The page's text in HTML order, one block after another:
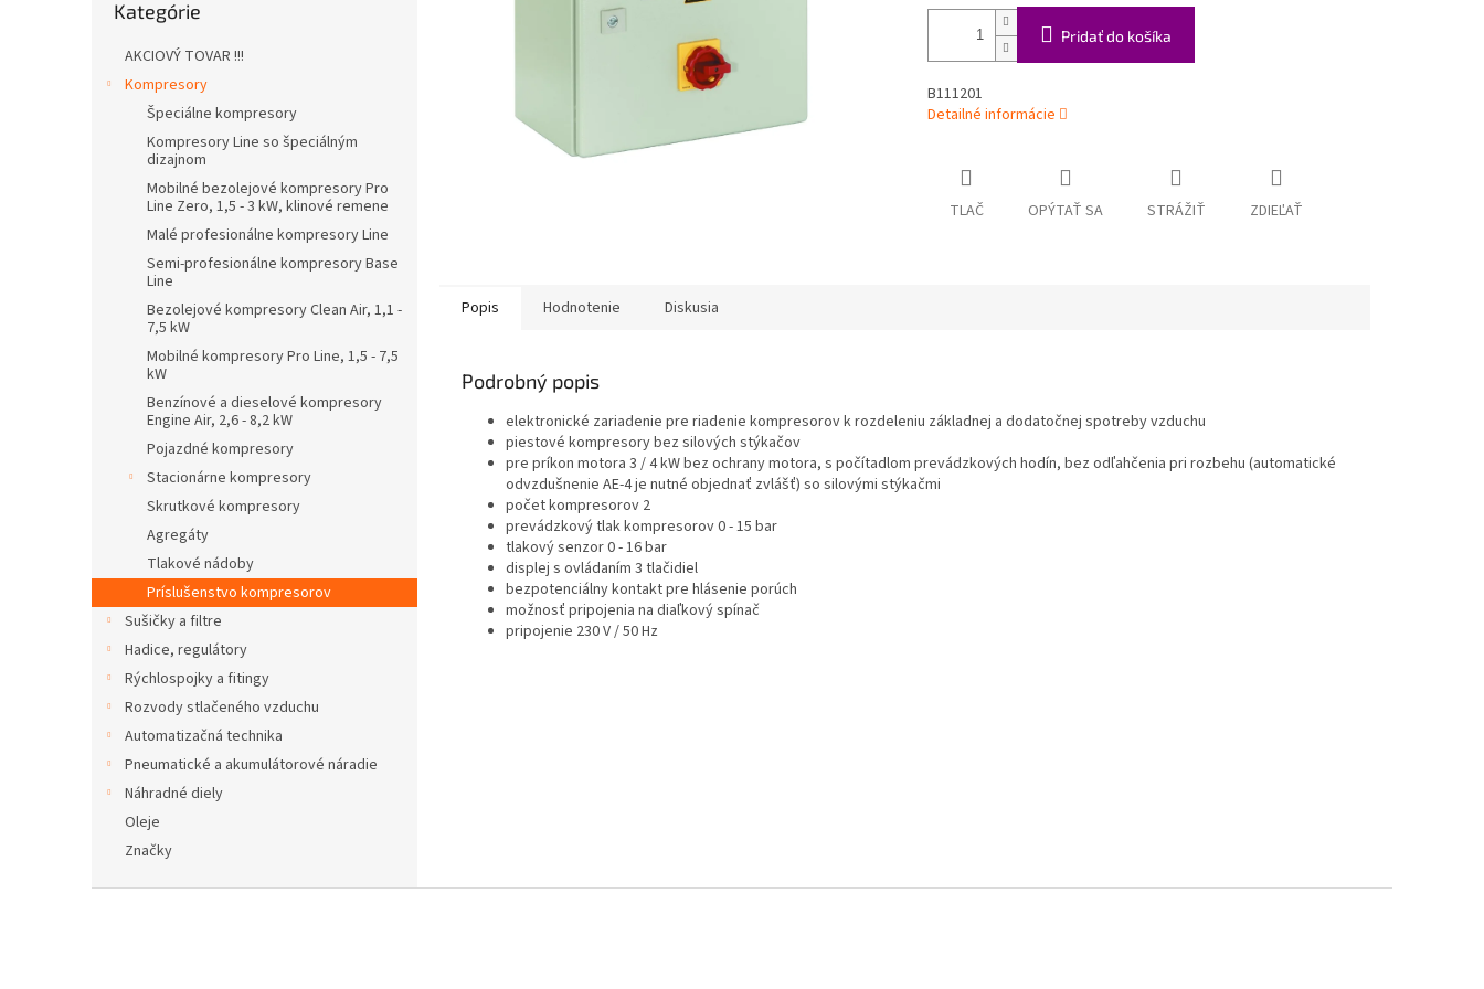
kategórie
Kategórie
AKCIOVÝ TOVAR !!!
Kompresory
Špeciálne kompresory
Kompresory Line so špeciálným
dizajnom
Mobilné bezolejové kompresory Pro
Line Zero, 1,5 - 3 kW, klinové remene
Malé profesionálne kompresory Line
Semi-profesionálne kompresory Base
Line
Bezolejové kompresory Clean Air, 1,1 -
7,5 kW
Mobilné kompresory Pro Line, 1,5 - 7,5
kW
Benzínové a dieselové kompresory
Engine Air, 2,6 - 8,2 kW
Pojazdné kompresory
Stacionárne kompresory
Skrutkové kompresory
Agregáty
Tlakové nádoby
Príslušenstvo kompresorov
Sušičky a filtre
Hadice, regulátory
Rýchlospojky a fitingy
Rozvody stlačeného vzduchu
Automatizačná technika
Pneumatické a akumulátorové náradie
Náhradné diely
Oleje
Značky
Pridať do košíka
B111201
Detailné informácie
TLAČ OPÝTAŤ SA STRÁŽIŤ ZDIEĽAŤ
Popis Hodnotenie Diskusia
Podrobný popis
elektronické zariadenie pre riadenie kompresorov k rozdeleniu základnej a dodatočnej spotreby vzduchu
piestové kompresory bez silových stýkačov
pre príkon motora 3 / 4 kW bez ochrany motora, s počítadlom prevádzkových hodín, bez odľahčenia pri rozbehu (automatické
odvzdušnenie AE-4 je nutné objednať zvlášť) so silovými stýkačmi
počet kompresorov 2
prevádzkový tlak kompresorov 0 - 15 bar
tlakový senzor 0 - 16 bar
displej s ovládaním 3 tlačidiel
bezpotenciálny kontakt pre hlásenie porúch
možnosť pripojenia na diaľkový spínač
pripojenie 230 V / 50 Hz